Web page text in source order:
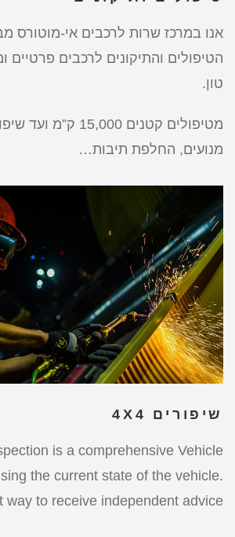
אנו במרכז שרות לרכבים אי-מוטורס
טון.
מטיפולים קטנים
מנועים, החלפת תיבות…
שיפורים 4X4
is a comprehensive Vehicle
the current state of the vehicle.
way to receive independent advice…